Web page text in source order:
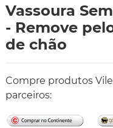
Vassoura
- Remove
de chão
Compre produtos
parceiros: